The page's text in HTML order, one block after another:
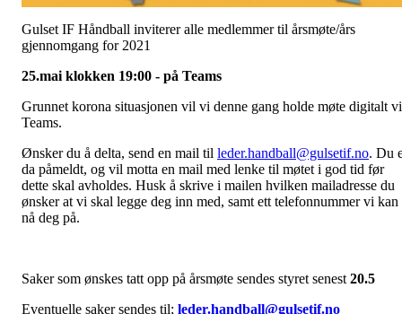
Gulset IF Håndball inviterer alle medlemmer til årsmøte/års
gjennomgang for 2021
25.mai klokken 19:00 - på Teams
Grunnet korona situasjonen vil vi denne gang holde møte digitalt
Teams.
Ønsker du å delta, send en mail til leder.handball@gulsetif.no. Du
da påmeldt, og vil motta en mail med lenke til møtet i god tid før
dette skal avholdes. Husk å skrive i mailen hvilken mailadresse du
ønsker at vi skal legge deg inn med, samt ett telefonnummer vi kan
nå deg på.
Saker som ønskes tatt opp på årsmøte sendes styret senest 20.5
Eventuelle saker sendes til; leder.handball@gulsetif.no